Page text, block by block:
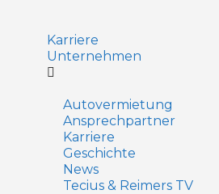
Karriere
Unternehmen
Autovermietung
Ansprechpartner
Karriere
Geschichte
News
Tecius & Reimers TV